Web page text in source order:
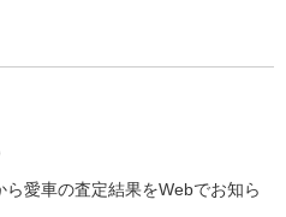
ら愛車の査定結果をWebでお知ら